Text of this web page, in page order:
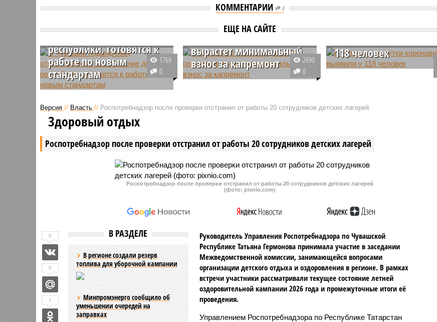
КОММЕНТАРИИ 0
ЕЩЕ НА САЙТЕ
В Чувашии подрядчики,
состояние дорог
республики, готовятся к
работе по новым
стандартам
В Чувашии компании,
дорог, с 1 января 2025 года будут
использовать для обработки
трасс чистые хлориды. Сейчас
подрядчики готовятся перейти на
1769
0
В Чувашии с нового года
на 25 процентов
вырастет минимальный
взнос за капремонт
В Чувашии с 1 января 2024 года
капитальный ремонт. Повышение
2690
0
В Чувашии за сутки
118 человек
В Чувашии на протяжении
недели ежедневно выявляют
последние сутки заболевание
Версия // Власть // Роспотребнадзор после проверки отстранил от работы 20 сотрудников детских лагерей
Роспотребнадзор после проверки отстранил от работы 20 сотрудников детских лагерей
Здоровый отдых
Роспотребнадзор после проверки отстранил от работы 20 сотрудников детских лагерей
(фото: pixnio.com)
В РАЗДЕЛЕ
В регионе создали резерв
топлива для уборочной кампании
Минпромэнерго сообщило об
уменьшении очередей на
заправках
Руководитель Управления Роспотребнадзора по Чувашской
Республике Татьяна Гермонова принимала участие в заседании
Межведомственной комиссии, занимающейся вопросами
организации детского отдыха и оздоровления в регионе. В рамках
встречи участники рассматривали текущее состояние летней
оздоровительной кампании 2026 года и промежуточные итоги её
проведения.
Управлением Роспотребнадзора по Республике Татарстан
0
0
1